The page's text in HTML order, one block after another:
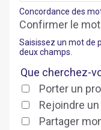
Concordance des
Confirmer le
Saisissez un mot de
deux champs.
Que cherchez-
Porter un
Rejoindre
Partager